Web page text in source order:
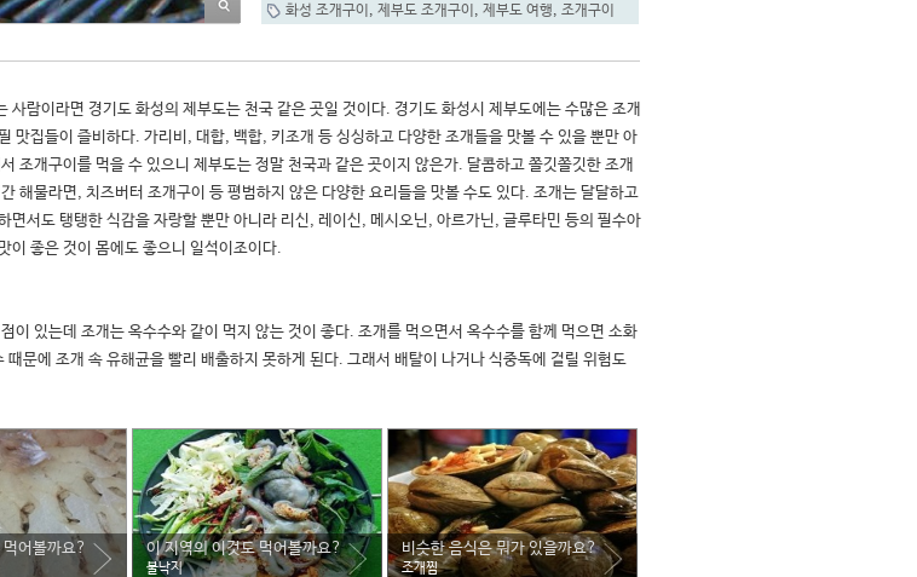
화성 조개구이 , 제부도 조개구이 , 제부도 여행, 조개구이
사람이라면 경기도 화성의 제부도는 천국 같은 곳일 것이다. 경기도 화성시 제부도에는 수많은 조개
맛집들이 즐비하다. 가리비, 대합, 백합, 키조개 등 싱싱하고 다양한 조개들을 맛볼 수 있을 뿐만 아
조개구이를 먹을 수 있으니 제부도는 정말 천국과 같은 곳이지 않은가. 달콤하고 쫄깃쫄깃한 조개
해물라면, 치즈버터 조개구이 등 평범하지 않은 다양한 요리들을 맛볼 수도 있다. 조개는 달달하고
면서도 탱탱한 식감을 자랑할 뿐만 아니라 리신, 레이신, 메시오닌, 아르가닌, 글루타민 등의 필수아
이 좋은 것이 몸에도 좋으니 일석이조이다.
때문에 조개 속 유해균을 빨리 배출하지 못하게 된다. 그래서 배탈이 나거나 식중독에 걸릴 위험도
어볼까요? 이 지역의 이것도 먹어볼까요?
불낙지
비슷한 음식은 뭐가 있을까요?
조개찜